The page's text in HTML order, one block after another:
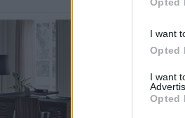
I want
Opted
I want
Opted